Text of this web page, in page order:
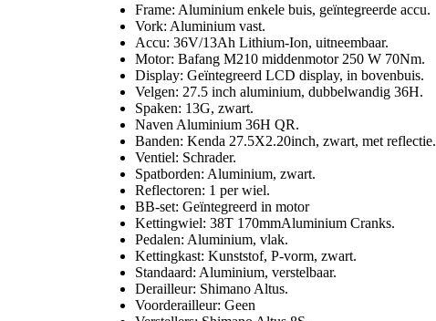
Frame: Aluminium enkele buis, geïntegreerde accu.
Vork: Aluminium vast.
Accu: 36V/13Ah Lithium-Ion, uitneembaar.
Motor: Bafang M210 middenmotor 250 W 70Nm.
Display: Geïntegreerd LCD display, in bovenbuis.
Velgen: 27.5 inch aluminium, dubbelwandig 36H.
Spaken: 13G, zwart.
Naven Aluminium 36H QR.
Banden: Kenda 27.5X2.20inch, zwart, met reflectie.
Ventiel: Schrader.
Spatborden: Aluminium, zwart.
Reflectoren: 1 per wiel.
BB-set: Geïntegreerd in motor
Kettingwiel: 38T 170mmAluminium Cranks.
Pedalen: Aluminium, vlak.
Kettingkast: Kunststof, P-vorm, zwart.
Standaard: Aluminium, verstelbaar.
Derailleur: Shimano Altus.
Voorderailleur: Geen